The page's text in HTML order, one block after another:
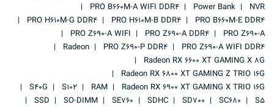
NVR
Power Bank
PRO B660M-A WIFI DDR4
PRO B660M-E DDR4
PRO H610M-B DDR4
PRO H610M-G DDR4
PRO Z690-A
PRO Z690-A DDR4
PRO Z690-A WIFI
PRO Z690-A WIFI DDR4
PRO Z690-P DDR4
Radeon
Radeon RX 6600 XT GAMING X 8G
Radeon RX 6800 XT GAMING Z TRIO 16G
Radeon RX 6900 XT GAMING X TRIO 16G
RAM
S102
S40G
S5
SC680
SD700
SDHC
SE760
SO-DIMM
SSD